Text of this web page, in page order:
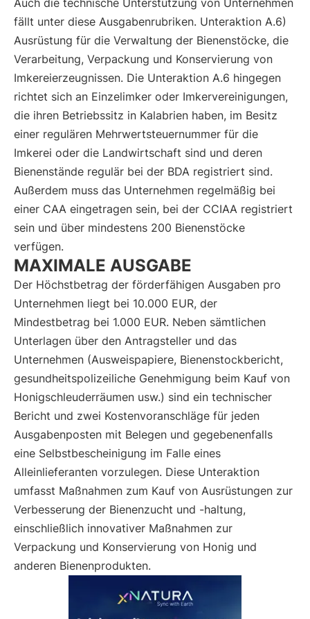
Auch die technische Unterstützung von Unternehmen
fällt unter diese Ausgabenrubriken. Unteraktion A.6)
Ausrüstung für die Verwaltung der Bienenstöcke, die
Verarbeitung, Verpackung und Konservierung von
Imkereierzeugnissen. Die Unteraktion A.6 hingegen
richtet sich an Einzelimker oder Imkervereinigungen,
die ihren Betriebssitz in Kalabrien haben, im Besitz
einer regulären Mehrwertsteuernummer für die
Imkerei oder die Landwirtschaft sind und deren
Bienenstände regulär bei der BDA registriert sind.
Außerdem muss das Unternehmen regelmäßig bei
einer CAA eingetragen sein, bei der CCIAA registriert
sein und über mindestens 200 Bienenstöcke
verfügen.
MAXIMALE AUSGABE
Der Höchstbetrag der förderfähigen Ausgaben pro
Unternehmen liegt bei 10.000 EUR, der
Mindestbetrag bei 1.000 EUR. Neben sämtlichen
Unterlagen über den Antragsteller und das
Unternehmen (Ausweispapiere, Bienenstockbericht,
gesundheitspolizeiliche Genehmigung beim Kauf von
Honigschleuderräumen usw.) sind ein technischer
Bericht und zwei Kostenvoranschläge für jeden
Ausgabenposten mit Belegen und gegebenenfalls
eine Selbstbescheinigung im Falle eines
Alleinlieferanten vorzulegen. Diese Unteraktion
umfasst Maßnahmen zum Kauf von Ausrüstungen zur
Verbesserung der Bienenzucht und -haltung,
einschließlich innovativer Maßnahmen zur
Verpackung und Konservierung von Honig und
anderen Bienenprodukten.